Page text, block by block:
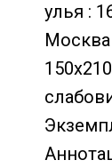
улья :
Москва